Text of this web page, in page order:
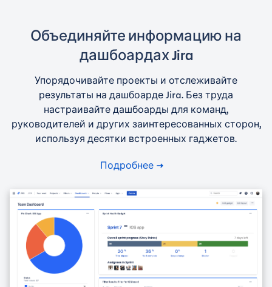
Объединяйте информацию на
дашбоардах Jira
Упорядочивайте проекты и отслеживайте
результаты на дашбоарде Jira. Без труда
настраивайте дашбоарды для команд,
руководителей и других заинтересованных сторон,
используя десятки встроенных гаджетов.
Подробнее